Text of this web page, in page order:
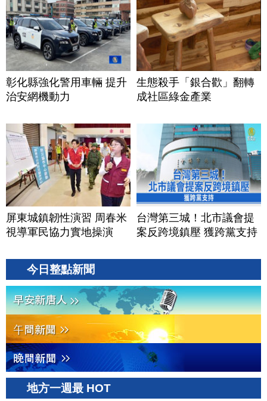
彰化縣強化警用車輛 提升
治安網機動力
生態殺手「銀合歡」翻轉
成社區綠金產業
屏東城鎮韌性演習 周春米
視導軍民協力實地操演
台灣第三城！北市議會提
案反跨境鎮壓 獲跨黨支持
今日整點新聞
地方一週最 HOT